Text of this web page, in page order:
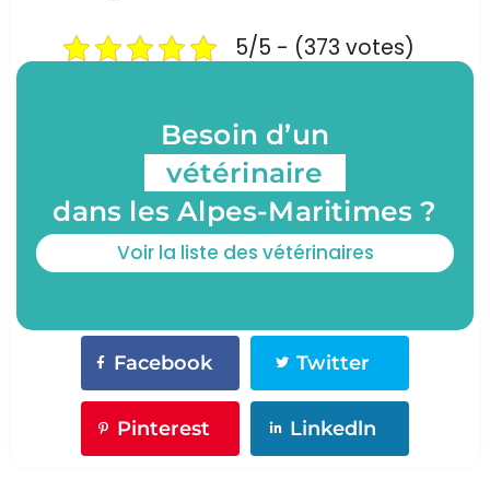
5/5 - (373 votes)
Besoin d’un
vétérinaire
dans les Alpes-Maritimes ?
Voir la liste des vétérinaires
Facebook Twitter
Pinterest Linkedln